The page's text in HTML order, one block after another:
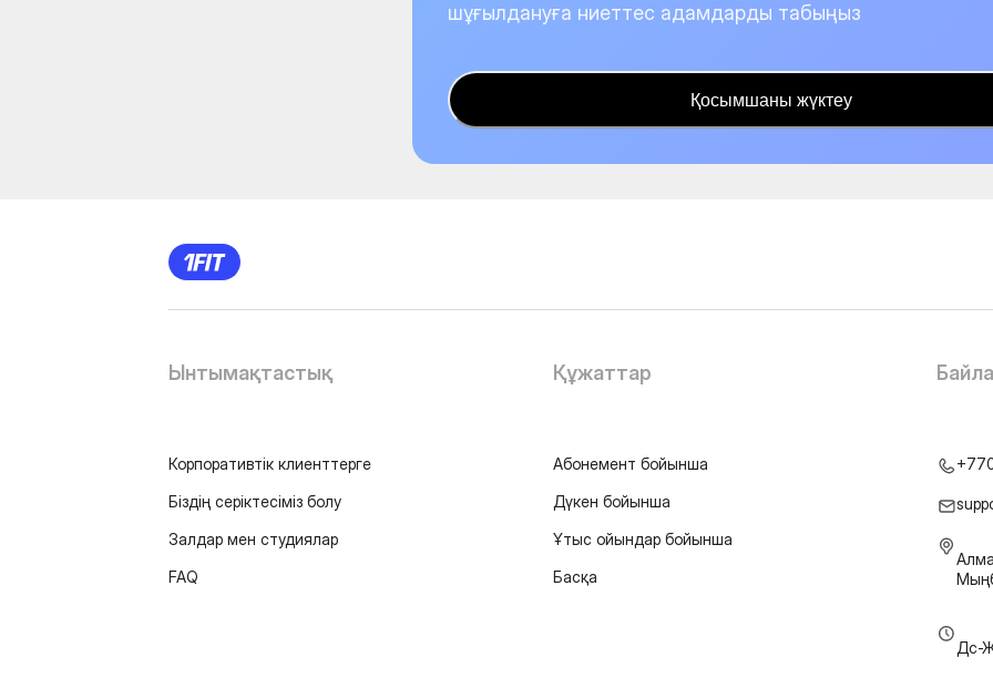
шұғылдануға ниеттес адамдарды табыңыз
Қосымшаны жүктеу
Ынтымақтастық
Корпоративтік клиенттерге
Біздің серіктесіміз болу
Залдар мен студиялар
FAQ
Құжаттар
Абонемент бойынша
Дүкен бойынша
Ұтыс ойындар бойынша
Басқа
Дс-